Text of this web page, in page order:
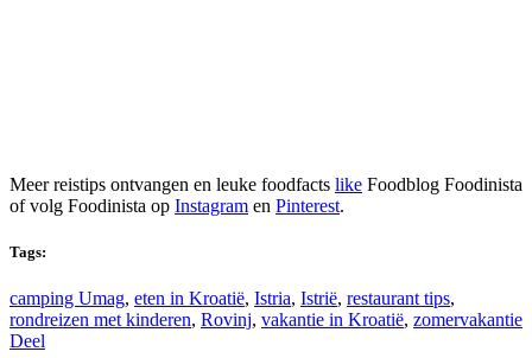
Meer reistips ontvangen en leuke foodfacts like Foodblog Foodinista
of volg Foodinista op Instagram en Pinterest.
Tags:
camping Umag, eten in Kroatië, Istria, Istrië, restaurant tips,
rondreizen met kinderen, Rovinj, vakantie in Kroatië, zomervakantie
Deel